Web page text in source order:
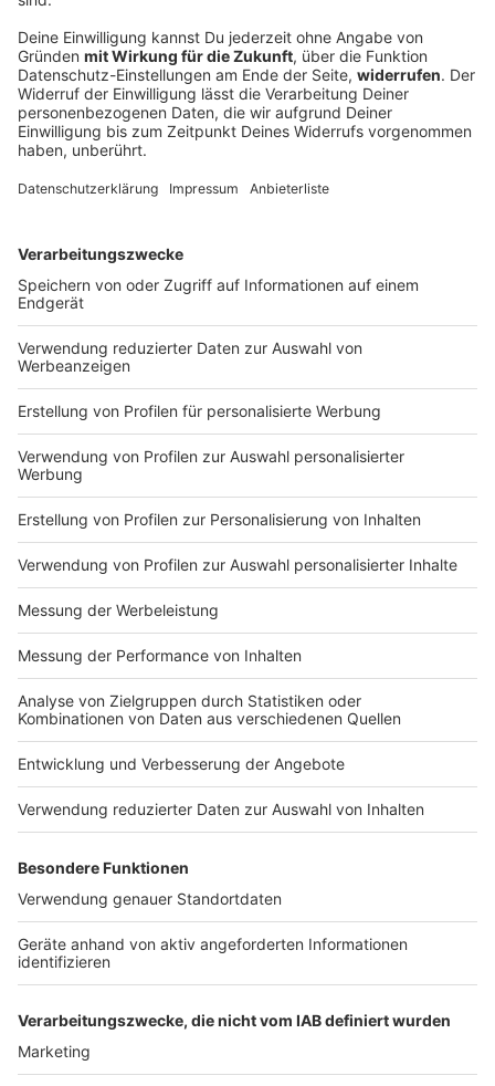
FC Augsburg siegt beim Familientag gegen
Italien-Club
Im Duell mit Sassuolo Calcio holt der Fußball-
Bundesligist einen 0:2-Rückstand auf und tankt
Saison.
DEINE GEMERKTEN ARTIKEL
Du hast dir noch keine Artikel gemerkt
Markiere sie hierfür mit einem
Impressum
Nutzungsbedingungen
Jobs
Presse
Werben
Archiv
ANTENNE BAYERN GROUP
Stiftung ANTENNE BAYERN
hilft
Teilnahmebedingungen
Grounding Page ANTENNE
Kontakt
Studio-Hotline
Verkehrs-Hotline
Newsletter